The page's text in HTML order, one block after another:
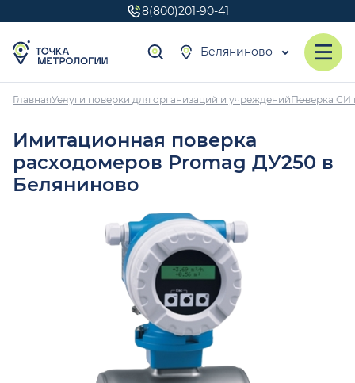
8(800)201-90-41
Беляниново
ГлавнаяУслуги поверки для организаций и учрежденийПоверка СИ
Имитационная поверка
расходомеров Promag ДУ250 в
Беляниново